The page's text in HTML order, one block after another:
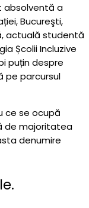
absolventă a
Bucureşti,
actuală studentă
Școlii Incluzive
puțin despre
pe parcursul
ce se ocupă
de majoritatea
denumire